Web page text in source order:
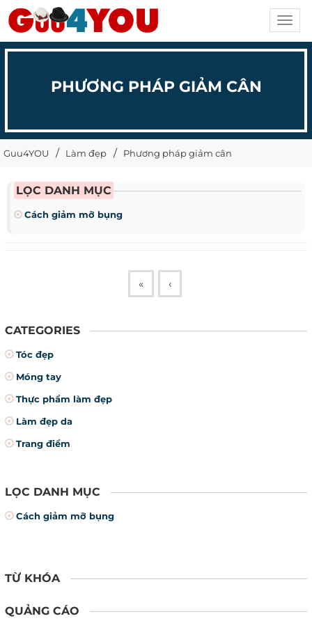
PHƯƠNG PHÁP GIẢM CÂN
Guu4YOU Làm đẹp Phương pháp giảm cân
LỌC DANH MỤC
Cách giảm mỡ bụng
« ‹
CATEGORIES
Tóc đẹp
Móng tay
Thực phẩm làm đẹp
Làm đẹp da
Trang điểm
LỌC DANH MỤC
Cách giảm mỡ bụng
TỪ KHÓA
QUẢNG CÁO